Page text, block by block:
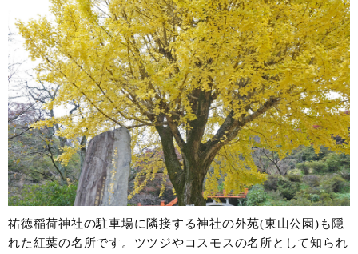
祐徳稲荷神社の駐車場に隣接する神社の外苑(東山公園)も隠
れた紅葉の名所です。ツツジやコスモスの名所として知られ